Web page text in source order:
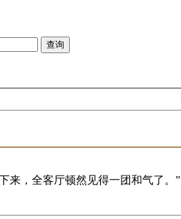
来，全客厅顿然见得一团和气了。”